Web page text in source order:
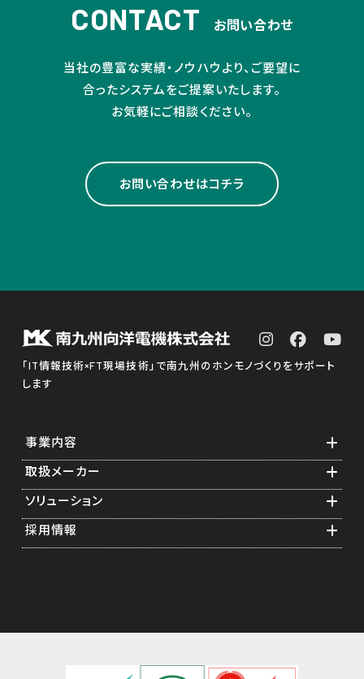
CONTACT お問い合わせ
当社の豊富な実績・ノウハウより、ご要望に
合ったシステムをご提案いたします。
お気軽にご相談ください。
お問い合わせはコチラ
「IT情報技術×FT現場技術」で南九州のホンモノづくりをサポート
します
事業内容
ソフトウェア構築
スタートアップエンジニアリング
取扱メーカー
計測・制御機器関連
ソリューション
採用情報